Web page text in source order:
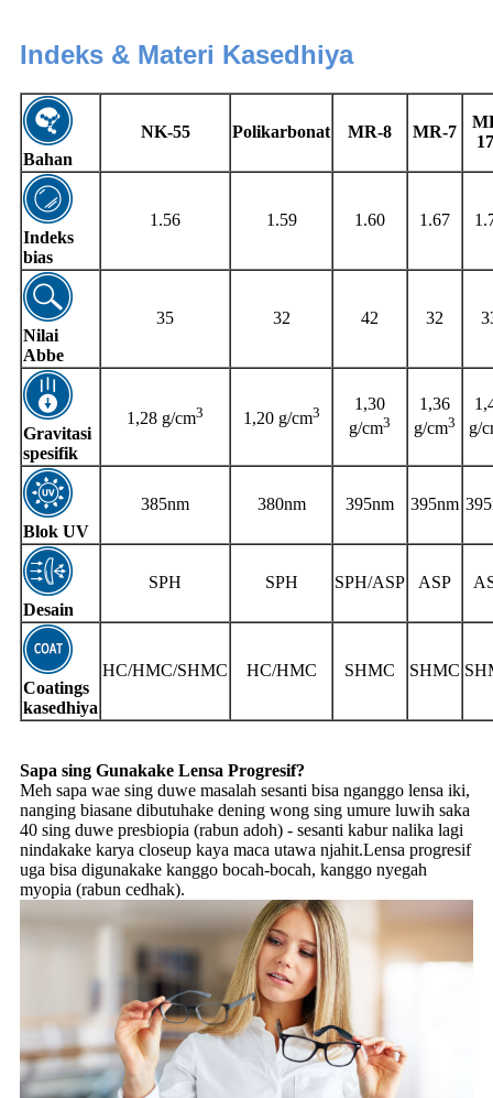
Indeks & Materi Kasedhiya
Bahan
NK-55 Polikarbonat MR-8 MR-7
Indeks
bias
1.56 1.59 1.60 1.67
Nilai
Abbe
35 32 42 32
Gravitasi
spesifik
1,28 g/cm3 1,20 g/cm3
1,30
g/cm3
1,36
g/cm3
g/
Blok UV
385nm 380nm 395nm 395nm
Desain
SPH SPH SPH/ASP ASP
Coatings
kasedhiya
HC/HMC/SHMC HC/HMC SHMC SHMC
Sapa sing Gunakake Lensa Progresif?
Meh sapa wae sing duwe masalah sesanti bisa nganggo lensa iki,
nanging biasane dibutuhake dening wong sing umure luwih saka
40 sing duwe presbiopia (rabun adoh) - sesanti kabur nalika lagi
nindakake karya closeup kaya maca utawa njahit.Lensa progresif
uga bisa digunakake kanggo bocah-bocah, kanggo nyegah
myopia (rabun cedhak).